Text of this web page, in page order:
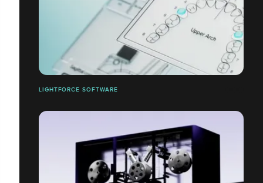
LIGHTFORCE SOFTWARE